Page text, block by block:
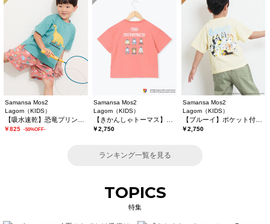
Samansa Mos2
Lagom（KIDS）
￥825 -50%OFF-
Samansa Mos2
Lagom（KIDS）
￥2,750
Samansa Mos2
Lagom（KIDS）
【ブルーイ】ポケット付きプリントTシャツ
￥2,750
ランキング一覧を見る
TOPICS
特集